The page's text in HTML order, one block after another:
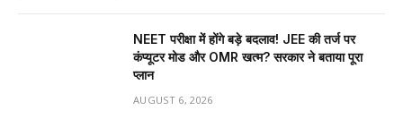
NEET परीक्षा में होंगे बड़े बदलाव! JEE की तर्ज पर
कंप्यूटर मोड और OMR खत्म? सरकार ने बताया पूरा
प्लान
AUGUST 6, 2026